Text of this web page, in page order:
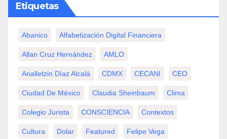
Etiquetas
Abanico Alfabetización Digital Financiera
Allan Cruz Hernández AMLO
Analletzin Díaz Alcalá CDMX CECANI CEO
Ciudad De México Claudia Sheinbaum Clima
Colegio Jurista CONSCIENCIA Contextos
Cultura Dolar Featured Felipe Vega